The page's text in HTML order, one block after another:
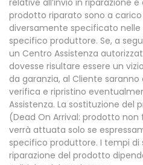
prodotto riparato sono a
diversamente specificato
specifico produttore. Se, a
un Centro Assistenza
dovesse risultare essere un
da garanzia, al Cliente
verifica e ripristino
Assistenza. La sostituzione del
(Dead On Arrival: prodotto
verrà attuata solo se
specifico produttore. I tempi
riparazione del prodotto